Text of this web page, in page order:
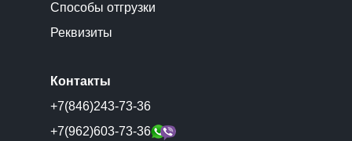
Способы отгрузки
Реквизиты
Контакты
+7(846)243-73-36
+7(962)603-73-36